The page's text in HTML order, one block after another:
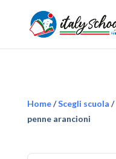
Home/Scegli scuola /
penne arancioni